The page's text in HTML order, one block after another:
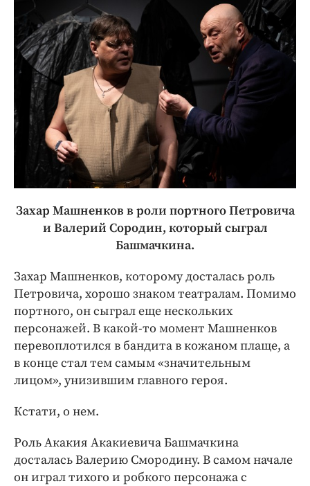
Захар Машненков в роли портного Петровича
и Валерий Сородин, который сыграл
Башмачкина.
Захар Машненков, которому досталась роль
Петровича, хорошо знаком театралам. Помимо
портного, он сыграл еще нескольких
персонажей. В какой-то момент Машненков
перевоплотился в бандита в кожаном плаще, а
в конце стал тем самым «значительным
лицом», унизившим главного героя.
Кстати, о нем.
Роль Акакия Акакиевича Башмачкина
досталась Валерию Смородину. В самом начале
он играл тихого и робкого персонажа с